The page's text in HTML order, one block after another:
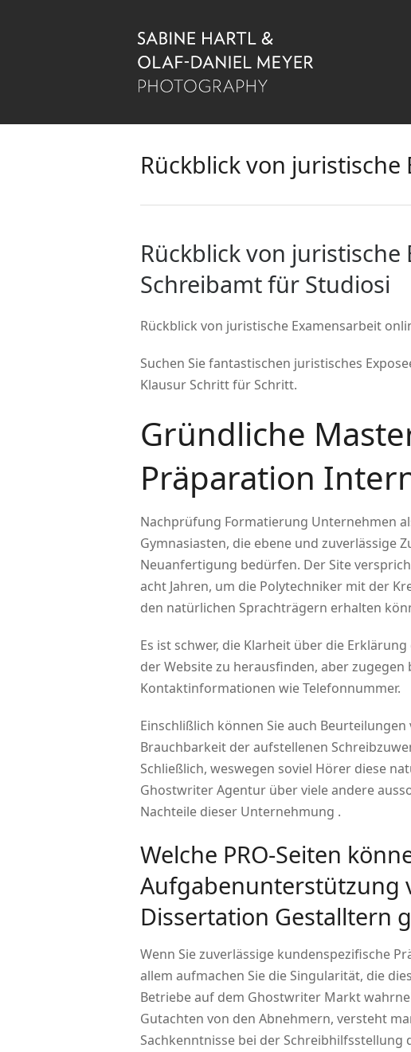
Rückblick von
Rückblick von
Schreibamt für Studiosi
Rückblick von juristische Examensarbeit
Suchen Sie fantastischen juristisches
Klausur Schritt für Schritt.
Gründliche
Präparation
Nachprüfung Formatierung Unternehmen
Gymnasiasten, die ebene und zuverlässige
Neuanfertigung bedürfen. Der Site
acht Jahren, um die Polytechniker mit der
den natürlichen Sprachträgern erhalten
Es ist schwer, die Klarheit über die
der Website zu herausfinden, aber
Kontaktinformationen wie Telefonnummer.
Einschlißlich können Sie auch
Brauchbarkeit der aufstellenen
Schließlich, weswegen soviel Hörer diese
Ghostwriter Agentur über viele andere
Nachteile dieser Unternehmung .
Welche PRO-Seiten
Aufgabenunterstützung
Dissertation Gestalltern
Wenn Sie zuverlässige kundenspezifische
allem aufmachen Sie die Singularität, die
Betriebe auf dem Ghostwriter Markt
Gutachten von den Abnehmern, versteht
Sachkenntnisse bei der